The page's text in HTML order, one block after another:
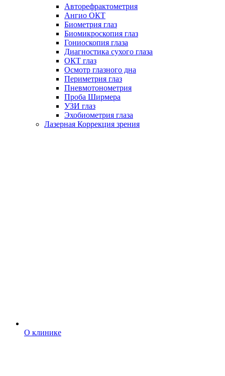
Авторефрактометрия
Ангио ОКТ
Биометрия глаз
Биомикроскопия глаз
Гониоскопия глаза
Диагностика сухого глаза
ОКТ глаз
Осмотр глазного дна
Периметрия глаз
Пневмотонометрия
Проба Ширмера
УЗИ глаз
Эхобиометрия глаза
Лазерная Коррекция зрения
О клинике